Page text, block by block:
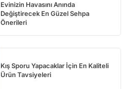
Evinizin Havasını Anında
Değiştirecek En Güzel Sehpa
Önerileri
Kış Sporu Yapacaklar İçin En Kaliteli
Ürün Tavsiyeleri